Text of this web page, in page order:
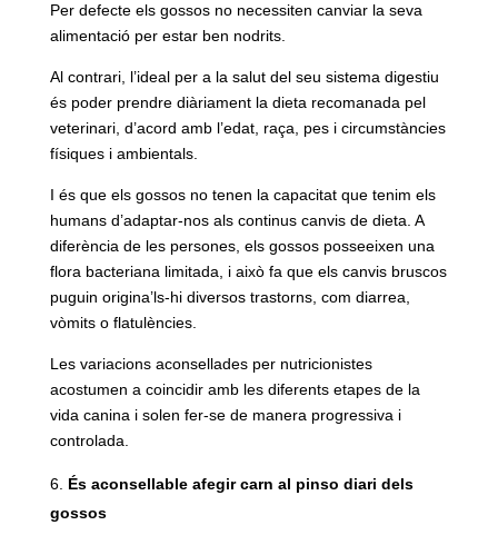
Per defecte els gossos no necessiten canviar la seva
alimentació per estar ben nodrits.
Al contrari, l’ideal per a la salut del seu sistema digestiu
és poder prendre diàriament la dieta recomanada pel
veterinari, d’acord amb l’edat, raça, pes i circumstàncies
físiques i ambientals.
I és que els gossos no tenen la capacitat que tenim els
humans d’adaptar-nos als continus canvis de dieta. A
diferència de les persones, els gossos posseeixen una
flora bacteriana limitada, i això fa que els canvis bruscos
puguin origina’ls-hi diversos trastorns, com diarrea,
vòmits o flatulències.
Les variacions aconsellades per nutricionistes
acostumen a coincidir amb les diferents etapes de la
vida canina i solen fer-se de manera progressiva i
controlada.
És aconsellable afegir carn al pinso diari dels
gossos